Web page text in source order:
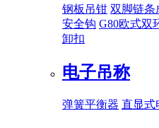
钢板吊钳 双脚链条
安全钩 G80欧式双
卸扣
电子吊称
弹簧平衡器 直显式